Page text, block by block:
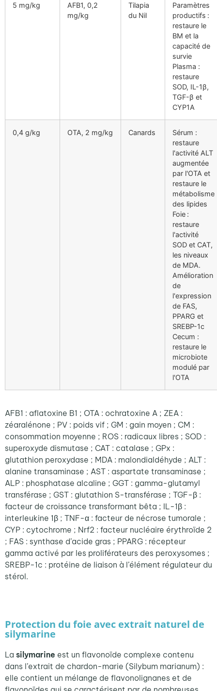
5 mg/kg
AFB1, 0,2
mg/kg
Tilapia
du Nil
Paramètres
productifs :
restaure le
BM et la
capacité de
survie
Plasma :
restaure
SOD, IL-1β,
TGF-β et
CYP1A
0,4 g/kg OTA, 2 mg/kg Canards
Sérum :
restaure
l'activité ALT
augmentée
par l'OTA et
restaure le
métabolisme
des lipides
Foie :
restaure
l'activité
SOD et CAT,
les niveaux
de MDA.
Amélioration
de
l'expression
de FAS,
PPARG et
SREBP-1c
Cecum :
restaure le
microbiote
modulé par
l'OTA
AFB1 : aflatoxine B1 ; OTA : ochratoxine A ; ZEA :
zéaralénone ; PV : poids vif ; GM : gain moyen ; CM :
consommation moyenne ; ROS : radicaux libres ; SOD :
superoxyde dismutase ; CAT : catalase ; GPx :
glutathion peroxydase ; MDA : malondialdéhyde ; ALT :
alanine transaminase ; AST : aspartate transaminase ;
ALP : phosphatase alcaline ; GGT : gamma-glutamyl
transférase ; GST : glutathion S-transférase ; TGF-β :
facteur de croissance transformant bêta ; IL-1β :
interleukine 1β ; TNF-α : facteur de nécrose tumorale ;
CYP : cytochrome ; Nrf2 : facteur nucléaire érythroïde 2
; FAS : synthase d’acide gras ; PPARG : récepteur
gamma activé par les proliférateurs des peroxysomes ;
SREBP-1c : protéine de liaison à l’élément régulateur du
stérol.
Protection du foie avec extrait naturel de
silymarine
La silymarine est un flavonoïde complexe contenu
dans l’extrait de chardon-marie (Silybum marianum) :
elle contient un mélange de flavonolignanes et de